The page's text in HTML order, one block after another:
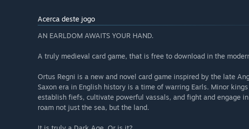
Acerca deste jogo
AN EARLDOM AWAITS YOUR HAND.
A truly medieval card game, that is free to download in the
Ortus Regni is a new and novel card game inspired by the late
Saxon era in English history is a time of warring Earls. Minor
establish fiefs, cultivate powerful vassals, and fight and engage
roam not just the sea, but the land.